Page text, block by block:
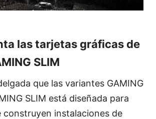
las tarjetas gráficas de
SLIM
que las variantes GAMING
SLIM está diseñada para
construyen instalaciones de